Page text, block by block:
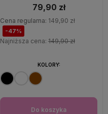
79,90 zł
Cena regularna: 149,90 zł
-47%
Najniższa cena: 149,90 zł
Do koszyka
KOLORY: